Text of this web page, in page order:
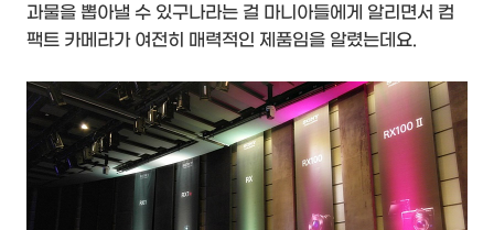
과물을 뽑아낼 수 있구나라는 걸 마니아들에게 알리면서 컴
팩트 카메라가 여전히 매력적인 제품임을 알렸는데요.